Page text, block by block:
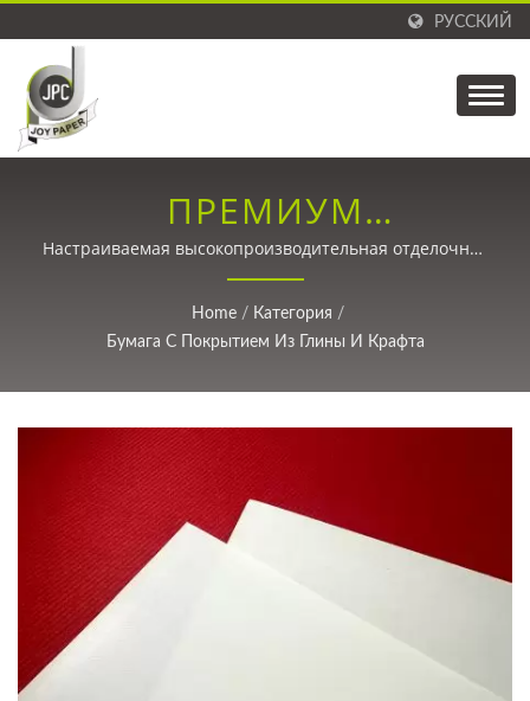
РУССКИЙ
ПРЕМИУМ
ДВУСТОРОННЯЯ
ПОКРЫТАЯ БУМАГА
CCK ДЛЯ ПЕРЕДОВОГО
ПРОИЗВОДСТВА
Настраиваемая высокопроизводительная отделочная
бумага с превосходной температурной стойкостью
для углеродных композитных материалов и
высокоскоростных приложений
Home / Категория /
Бумага С Покрытием Из Глины И Крафта